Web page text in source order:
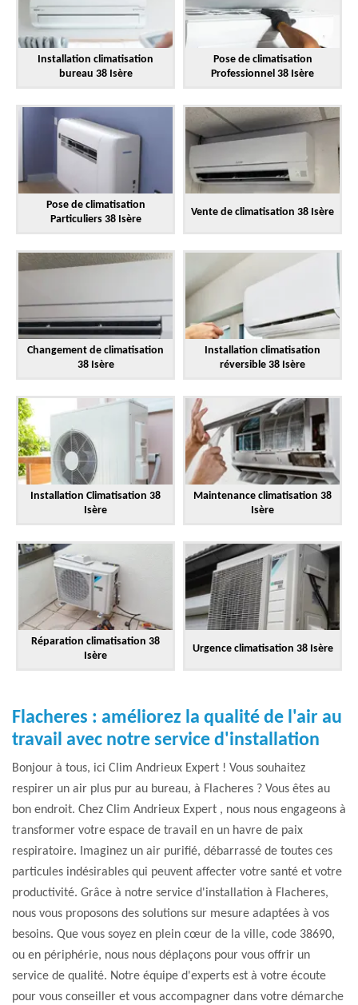
Installation climatisation
bureau 38 Isère
Pose de climatisation
Professionnel 38 Isère
Pose de climatisation
Particuliers 38 Isère
Vente de climatisation 38 Isère
Changement de climatisation
38 Isère
Installation climatisation
réversible 38 Isère
Installation Climatisation 38
Isère
Maintenance climatisation 38
Isère
Réparation climatisation 38
Isère
Urgence climatisation 38 Isère
Flacheres : améliorez la qualité de l'air au
travail avec notre service d'installation
Bonjour à tous, ici Clim Andrieux Expert ! Vous souhaitez
respirer un air plus pur au bureau, à Flacheres ? Vous êtes au
bon endroit. Chez Clim Andrieux Expert , nous nous engageons à
transformer votre espace de travail en un havre de paix
respiratoire. Imaginez un air purifié, débarrassé de toutes ces
particules indésirables qui peuvent affecter votre santé et votre
productivité. Grâce à notre service d'installation à Flacheres,
nous vous proposons des solutions sur mesure adaptées à vos
besoins. Que vous soyez en plein cœur de la ville, code 38690,
ou en périphérie, nous nous déplaçons pour vous offrir un
service de qualité. Notre équipe d'experts est à votre écoute
pour vous conseiller et vous accompagner dans votre démarche